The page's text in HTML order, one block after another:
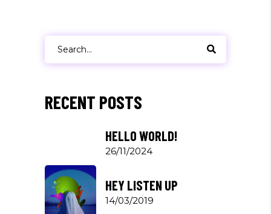
for:
RECENT POSTS
HELLO WORLD!
26/11/2024
HEY LISTEN UP
14/03/2019